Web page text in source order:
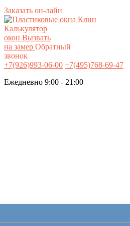
Заказать он-лайн
Калькулятор
окон Вызвать
на замер Обратный
звонок
+7(926)993-06-00 +7(495)768-69-47
Ежедневно 9:00 - 21:00